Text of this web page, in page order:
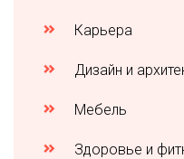
Карьера
Дизайн и
Мебель
Здоровье и